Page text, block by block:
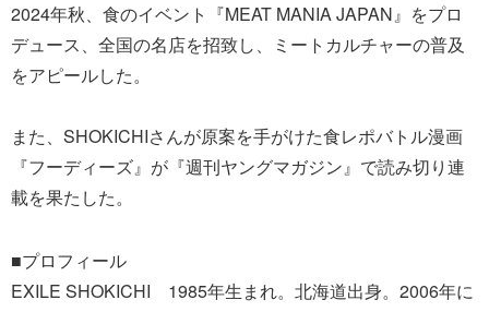
2024年秋、食のイベント『MEAT MANIA JAPAN』をプロ
デュース、全国の名店を招致し、ミートカルチャーの普及
をアピールした。
また、SHOKICHIさんが原案を手がけた食レポバトル漫画
『フーディーズ』が『週刊ヤングマガジン』で読み切り連
載を果たした。
■プロフィール
EXILE SHOKICHI 1985年生まれ。北海道出身。2006年に